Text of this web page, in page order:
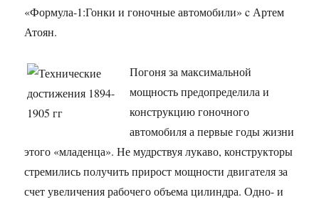
«Формула-1:Гонки и гоночные автомобили» c Артем
Атоян.
Погоня за максимальной
мощность предопределила и
конструкцию гоночного
автомобиля а первые годы жизни
этого «младенца». Не мудрствуя лукаво, конструкторы
стремились получить прирост мощности двигателя за
счет увеличения рабочего объема цилиндра. Одно- и